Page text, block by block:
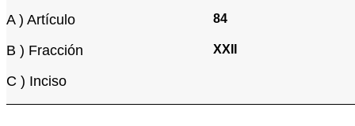
A ) Artículo 84
B ) Fracción XXII
C ) Inciso